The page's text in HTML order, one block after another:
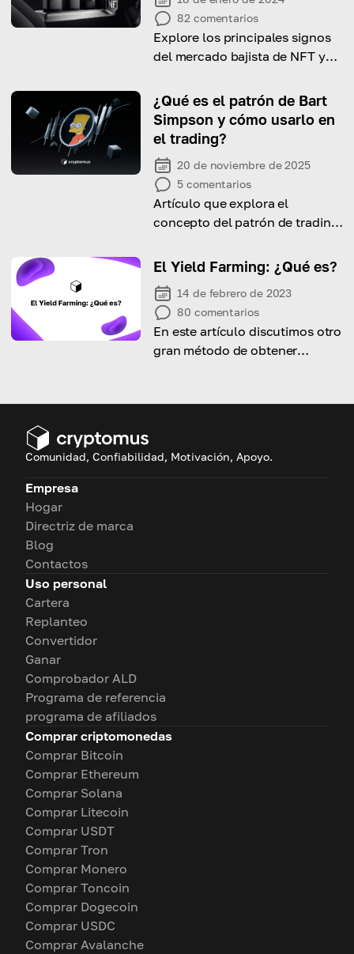
82 comentarios
Explore los principales signos
del mercado bajista de NFT y
¿Qué es el patrón de Bart
Simpson y cómo usarlo en
el trading?
20 de noviembre de 2025
5 comentarios
Artículo que explora el
concepto del patrón de trading
El Yield Farming: ¿Qué es?
14 de febrero de 2023
80 comentarios
En este artículo discutimos otro
gran método de obtener
Comunidad, Confiabilidad, Motivación, Apoyo.
Empresa
Hogar
Directriz de marca
Blog
Contactos
Uso personal
Cartera
Replanteo
Convertidor
Ganar
Comprobador ALD
Programa de referencia
programa de afiliados
Comprar criptomonedas
Comprar Bitcoin
Comprar Ethereum
Comprar Solana
Comprar Litecoin
Comprar USDT
Comprar Tron
Comprar Monero
Comprar Toncoin
Comprar Dogecoin
Comprar USDC
Comprar Avalanche